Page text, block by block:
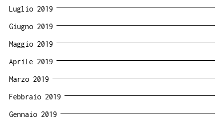
Luglio 2019
Giugno 2019
Maggio 2019
Aprile 2019
Marzo 2019
Febbraio 2019
Gennaio 2019